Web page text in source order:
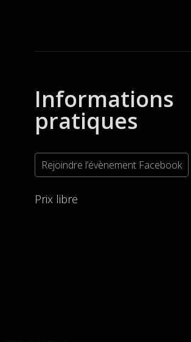
Informations
pratiques
Rejoindre l’évènement Facebook
Prix libre